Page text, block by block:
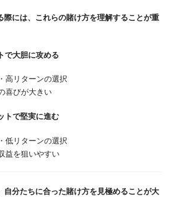
際には、これらの賭け方を理解することが重
で大胆に攻める
高リターンの選択
喜びが大きい
トで堅実に進む
低リターンの選択
益を狙いやすい
自分たちに合った賭け方を見極めることが大